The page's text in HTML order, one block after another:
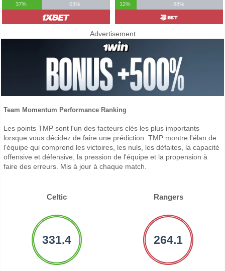
37%
63%
12%
88%
Advertisement
Team Momentum Performance Ranking
Les points TMP sont l'un des facteurs clés les plus importants
lorsque vous décidez de faire une prédiction. TMP montre l'élan de
l'équipe qui comprend les victoires, les nuls, les défaites, la capacité
offensive et défensive, la pression de l'équipe et la propension à
faire des erreurs. Mis à jour à chaque match.
Celtic Rangers
331.4 264.1